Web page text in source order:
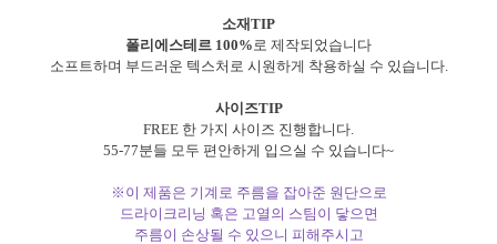
소재TIP
폴리에스테르 100% 로 제작되었습니다
소프트하며 부드러운 텍스처로 시원하게 착용하실 수 있습니다.
사이즈TIP
FREE 한 가지 사이즈 진행합니다.
55-77분들 모두 편안하게 입으실 수 있습니다~
※이 제품은 기계로 주름을 잡아준 원단으로
드라이크리닝 혹은 고열의 스팀이 닿으면
주름이 손상될 수 있으니 피해주시고